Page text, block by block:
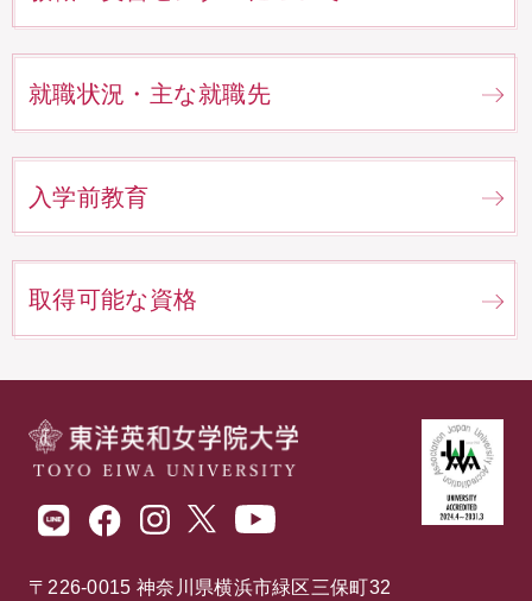
就職状況・主な就職先
入学前教育
取得可能な資格
〒226-0015 神奈川県横浜市緑区三保町32